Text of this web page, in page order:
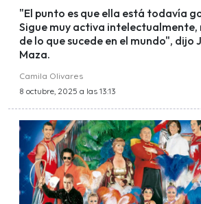
"El punto es que ella está todavía
Sigue muy activa intelectualmente,
de lo que sucede en el mundo", dijo
Maza.
Camila Olivares
8 octubre, 2025 a las 13:13